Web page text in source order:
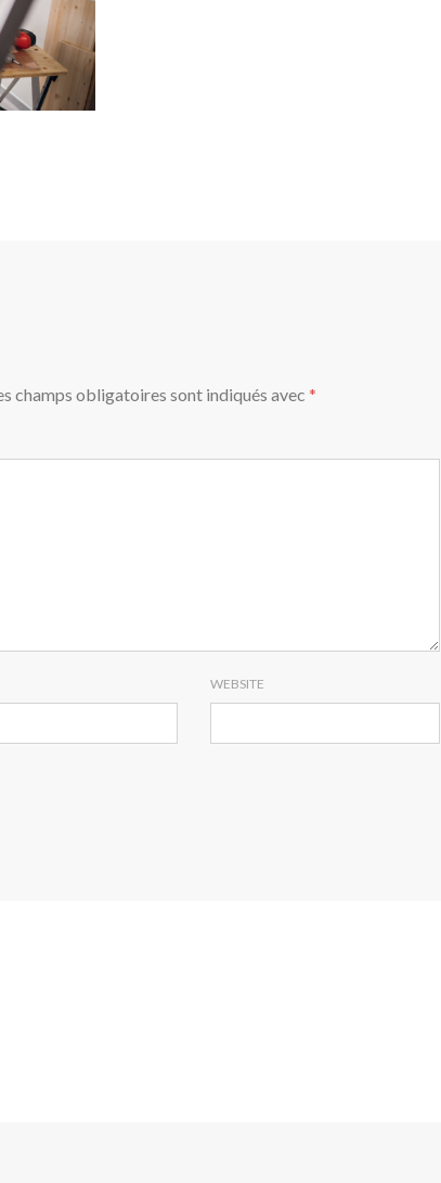
champs obligatoires sont indiqués avec *
WEBSITE